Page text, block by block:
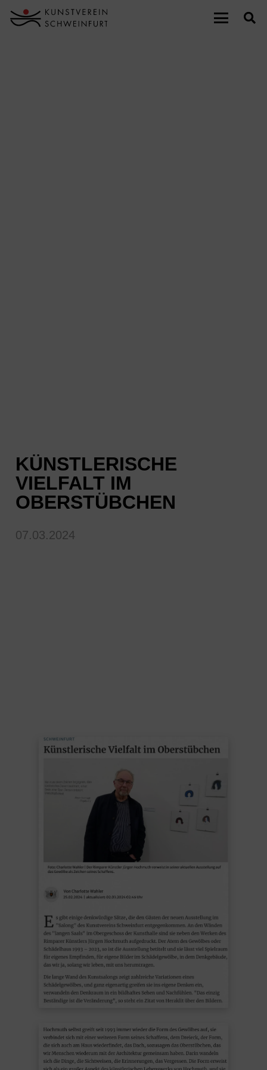
KÜNSTLERISCHE
VIELFALT IM
OBERSTÜBCHEN
07.03.2024